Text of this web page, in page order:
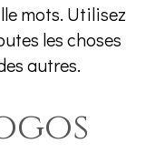
mots. Utilisez
les choses
autres.